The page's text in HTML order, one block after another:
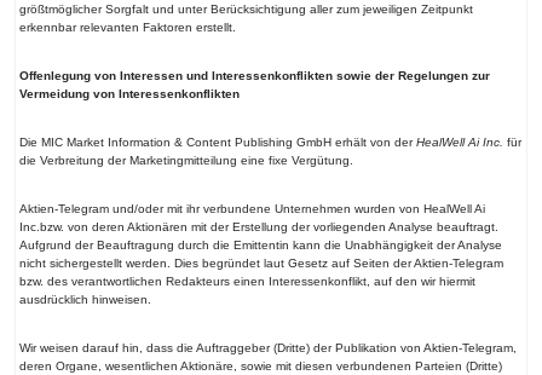
größtmöglicher Sorgfalt und unter Berücksichtigung aller zum jeweiligen Zeitpunkt
erkennbar relevanten Faktoren erstellt.
Offenlegung von Interessen und Interessenkonflikten sowie der Regelungen zur
Vermeidung von Interessenkonflikten
Die MIC Market Information & Content Publishing GmbH erhält von derHealWell Ai Inc. für
die Verbreitung der Marketingmitteilung eine fixe Vergütung.
Aktien-Telegram und/oder mit ihr verbundene Unternehmen wurden von HealWell Ai
Inc.bzw. von deren Aktionären mit der Erstellung der vorliegenden Analyse beauftragt.
Aufgrund der Beauftragung durch die Emittentin kann die Unabhängigkeit der Analyse
nicht sichergestellt werden. Dies begründet laut Gesetz auf Seiten der Aktien-Telegram
bzw. des verantwortlichen Redakteurs einen Interessenkonflikt, auf den wir hiermit
ausdrücklich hinweisen.
Wir weisen darauf hin, dass die Auftraggeber (Dritte) der Publikation von Aktien-Telegram,
deren Organe, wesentlichen Aktionäre, sowie mit diesen verbundenen Parteien (Dritte)